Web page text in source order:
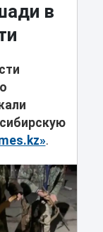
в
.